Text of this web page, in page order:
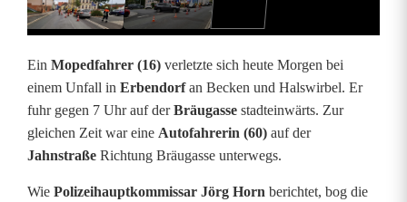
a
l
:
M
o
Ein Mopedfahrer (16) verletzte sich heute Morgen bei
einem Unfall in Erbendorfan Becken und Halswirbel. Er
fuhr gegen 7 Uhr auf derBräugasse stadteinwärts. Zur
gleichen Zeit war eine Autofahrerin (60) auf der
Jahnstraße Richtung Bräugasse unterwegs.
Wie Polizeihauptkommissar Jörg Horn berichtet, bog die